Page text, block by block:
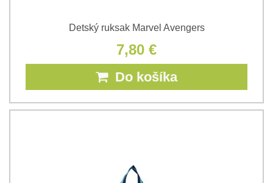
Detský ruksak Marvel Avengers
7,80 €
Do košíka